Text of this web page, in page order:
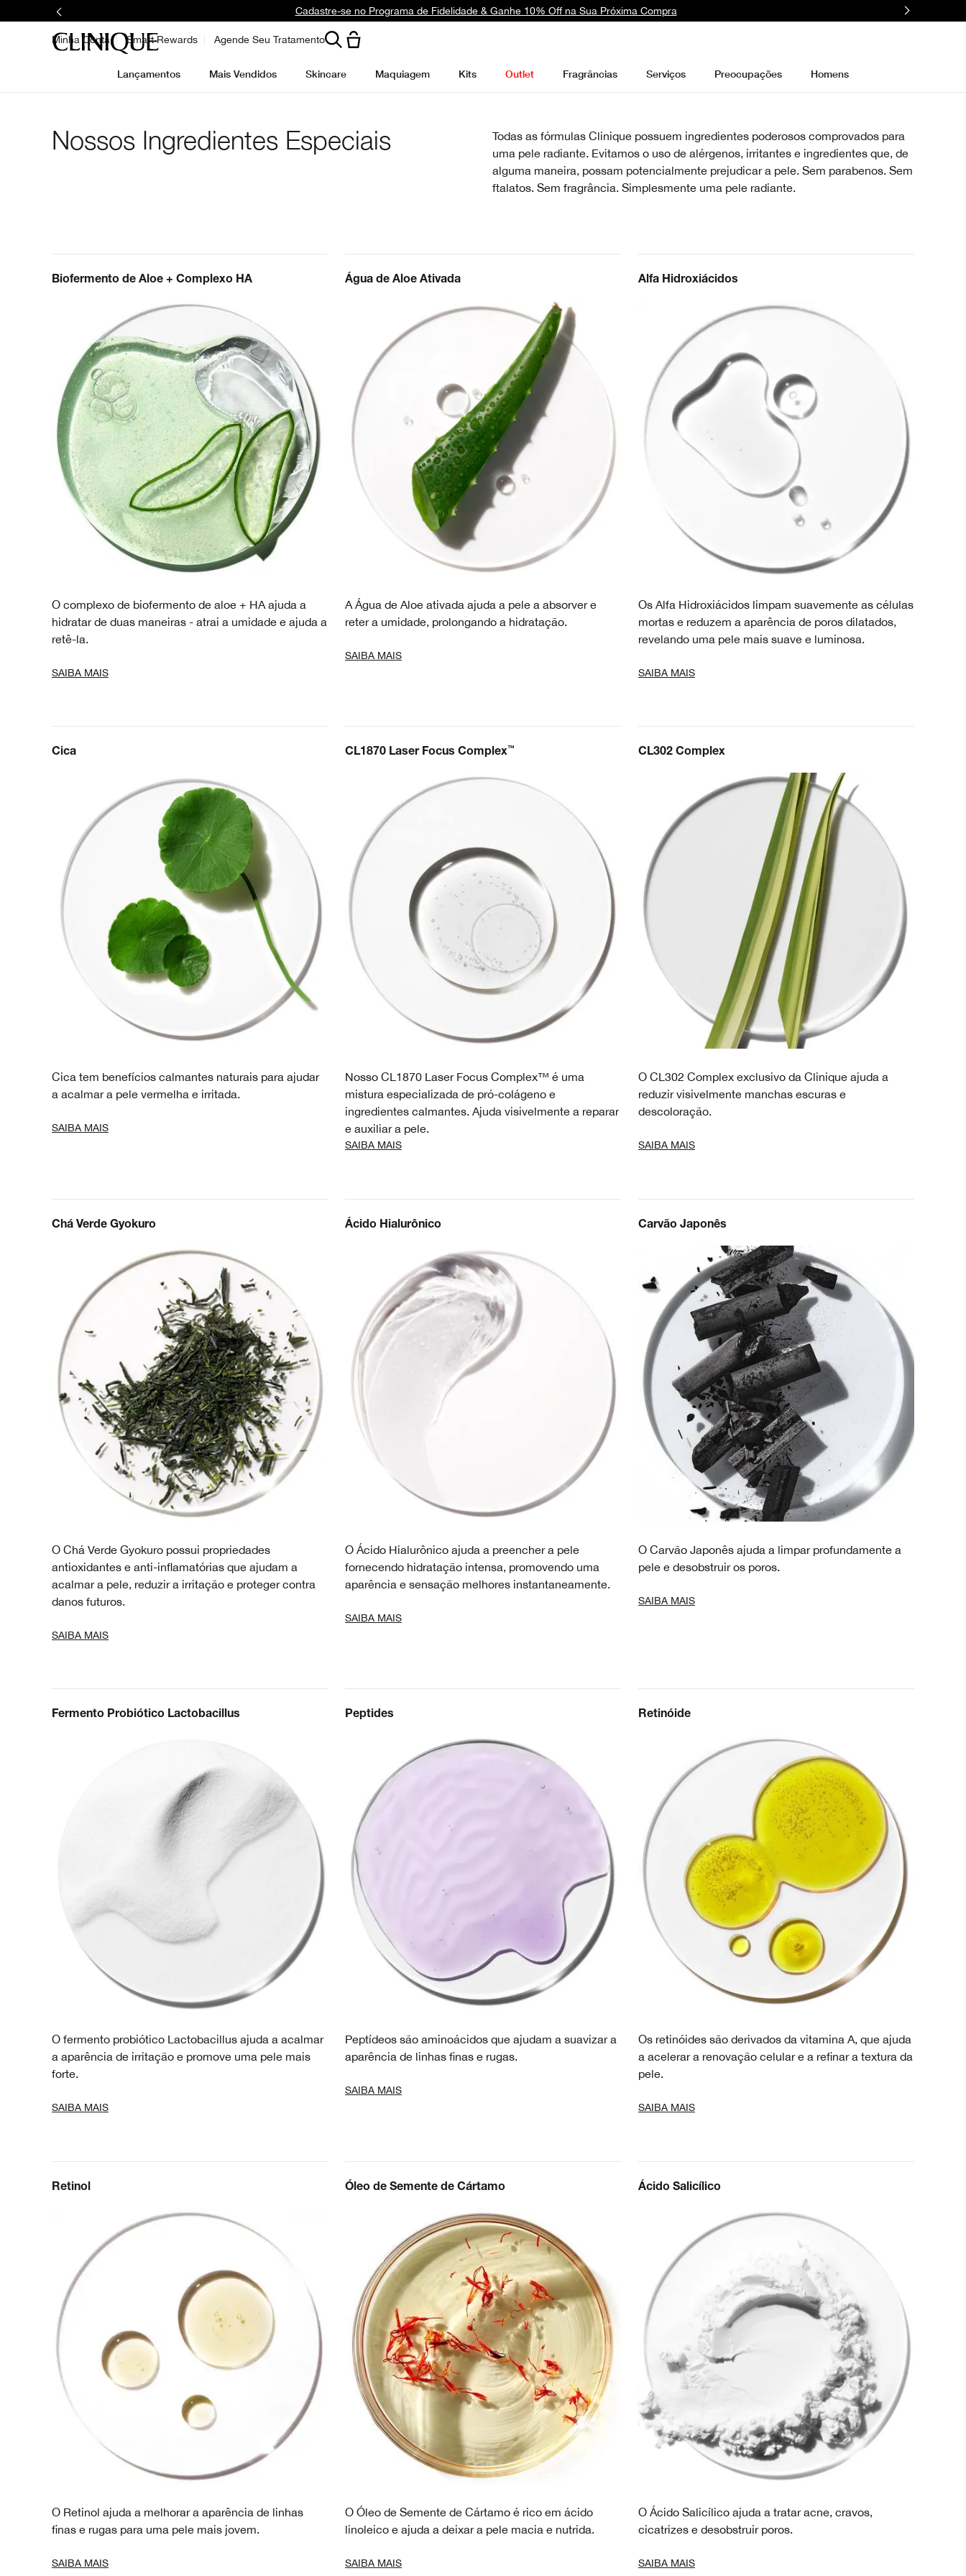
Cadastre-se no Programa de Fidelidade & Ganhe 10% Off na Sua Próxima Compra
Minha Conta Smart Rewards Agende Seu Tratamento
Lançamentos Mais Vendidos Skincare Maquiagem Kits Outlet Fragrâncias Serviços Preocupações Homens
Nossos Ingredientes Especiais
Todas as fórmulas Clinique possuem ingredientes poderosos comprovados para
uma pele radiante. Evitamos o uso de alérgenos, irritantes e ingredientes que, de
alguma maneira, possam potencialmente prejudicar a pele. Sem parabenos. Sem
ftalatos. Sem fragrância. Simplesmente uma pele radiante.
Biofermento de Aloe + Complexo HA
O complexo de biofermento de aloe + HA ajuda a
hidratar de duas maneiras - atrai a umidade e ajuda a
retê-la.
SAIBA MAIS
Água de Aloe Ativada
A Água de Aloe ativada ajuda a pele a absorver e
reter a umidade, prolongando a hidratação.
SAIBA MAIS
Alfa Hidroxiácidos
Os Alfa Hidroxiácidos limpam suavemente as células
mortas e reduzem a aparência de poros dilatados,
revelando uma pele mais suave e luminosa.
SAIBA MAIS
Cica
Cica tem benefícios calmantes naturais para ajudar
a acalmar a pele vermelha e irritada.
SAIBA MAIS
CL1870 Laser Focus Complex™
Nosso CL1870 Laser Focus Complex™ é uma
mistura especializada de pró-colágeno e
ingredientes calmantes. Ajuda visivelmente a reparar
e auxiliar a pele.
SAIBA MAIS
CL302 Complex
O CL302 Complex exclusivo da Clinique ajuda a
reduzir visivelmente manchas escuras e
descoloração.
SAIBA MAIS
Chá Verde Gyokuro
O Chá Verde Gyokuro possui propriedades
antioxidantes e anti-inflamatórias que ajudam a
acalmar a pele, reduzir a irritação e proteger contra
danos futuros.
SAIBA MAIS
Ácido Hialurônico
O Ácido Hialurônico ajuda a preencher a pele
fornecendo hidratação intensa, promovendo uma
aparência e sensação melhores instantaneamente.
SAIBA MAIS
Carvão Japonês
O Carvão Japonês ajuda a limpar profundamente a
pele e desobstruir os poros.
SAIBA MAIS
Fermento Probiótico Lactobacillus
O fermento probiótico Lactobacillus ajuda a acalmar
a aparência de irritação e promove uma pele mais
forte.
SAIBA MAIS
Peptides
Peptídeos são aminoácidos que ajudam a suavizar a
aparência de linhas finas e rugas.
SAIBA MAIS
Retinóide
Os retinóides são derivados da vitamina A, que ajuda
a acelerar a renovação celular e a refinar a textura da
pele.
SAIBA MAIS
Retinol
O Retinol ajuda a melhorar a aparência de linhas
finas e rugas para uma pele mais jovem.
SAIBA MAIS
Óleo de Semente de Cártamo
O Óleo de Semente de Cártamo é rico em ácido
linoleico e ajuda a deixar a pele macia e nutrida.
SAIBA MAIS
Ácido Salicílico
O Ácido Salicílico ajuda a tratar acne, cravos,
cicatrizes e desobstruir poros.
SAIBA MAIS